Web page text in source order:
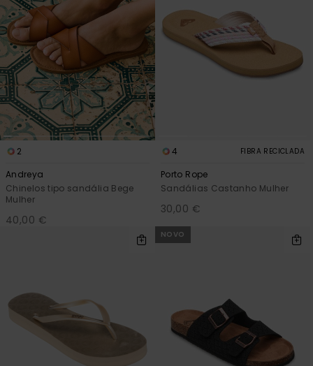
2
Andreya
Chinelos tipo sandália Bege
Mulher
40,00 €
4 FIBRA RECICLADA
Porto Rope
Sandálias Castanho Mulher
30,00 €
NOVO